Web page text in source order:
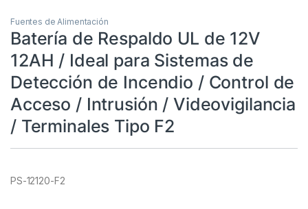
Fuentes de Alimentación
Batería de Respaldo UL de 12V
12AH / Ideal para Sistemas de
Detección de Incendio / Control de
Acceso / Intrusión / Videovigilancia
/ Terminales Tipo F2
PS-12120-F2